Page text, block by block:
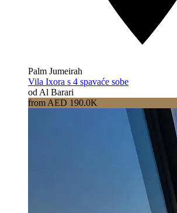
Palm Jumeirah
Vila Ixora s 4 spavaće sobe
od Al Barari
from AED 190.0K